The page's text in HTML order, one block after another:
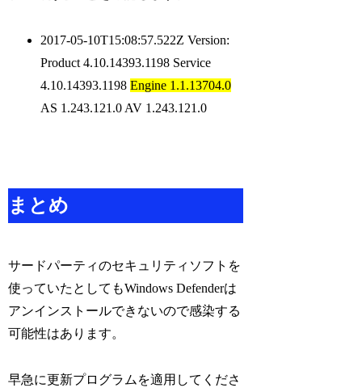
2017-05-10T15:08:57.522Z Version:
Product 4.10.14393.1198 Service
4.10.14393.1198Engine 1.1.13704.0
AS 1.243.121.0 AV 1.243.121.0
まとめ
サードパーティのセキュリティソフトを
使っていたとしてもWindows Defenderは
アンインストールできないので感染する
可能性はあります。
早急に更新プログラムを適用してくださ